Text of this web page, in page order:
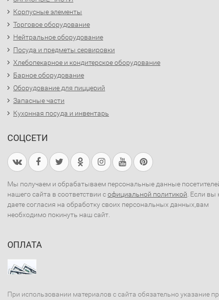
Корпусные элементы
Торговое оборудование
Нейтральное оборудование
Посуда и предметы сервировки
Хлебопекарное и кондитерское оборудование
Барное оборудование
Оборудование для пиццерий
Запасные части
Кухонная посуда и инвентарь
СОЦСЕТИ
Мы получаем и обрабатываем персональные данные
нашего сайта в соответствии софициальной политикой . Если вы
даете согласия на обработку своих персональных данных,вам
необходимо покинуть наш сайт.
ОПЛАТА
При использовании материалов с сайта обязательно указание